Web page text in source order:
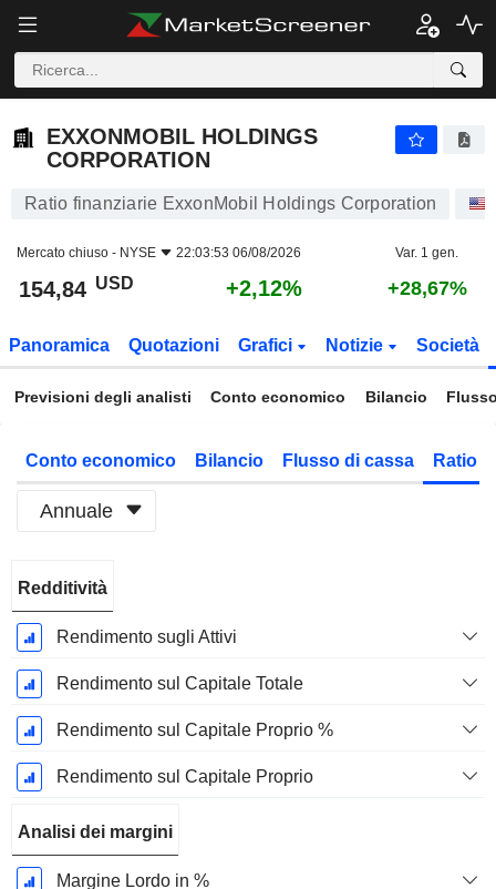
EXXONMOBIL HOLDINGS
CORPORATION
Ratio finanziarie ExxonMobil Holdings Corporation
Mercato chiuso - NYSE 22:03:53 06/08/2026 Var. 1 gen.
154,84 USD +2,12% +28,67%
Panoramica Quotazioni Grafici Notizie Società
Previsioni degli analisti Conto economico Bilancio
Conto economico Bilancio Flusso di cassa Ratio
Annuale
Fiscale:
Dicembre
Redditività
Rendimento sugli Attivi
Rendimento sul Capitale Totale
Rendimento sul Capitale Proprio %
Rendimento sul Capitale Proprio
Analisi dei margini
Margine Lordo in %